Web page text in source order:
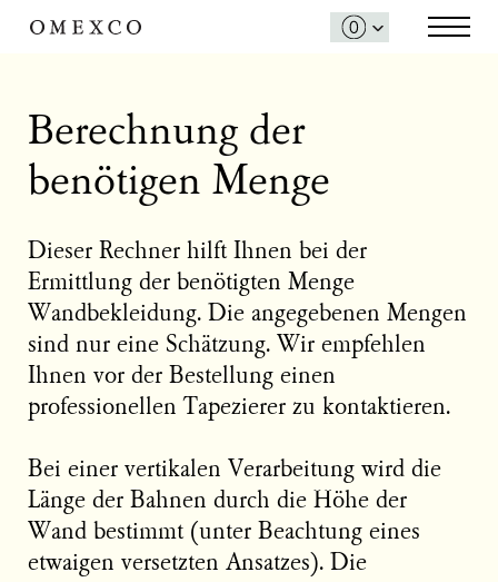
Berechnung der
benötigen Menge
Dieser Rechner hilft Ihnen bei der
Ermittlung der benötigten Menge
Wandbekleidung. Die angegebenen Mengen
sind nur eine Schätzung. Wir empfehlen
Ihnen vor der Bestellung einen
professionellen Tapezierer zu kontaktieren.
Bei einer vertikalen Verarbeitung wird die
Länge der Bahnen durch die Höhe der
Wand bestimmt (unter Beachtung eines
etwaigen versetzten Ansatzes). Die